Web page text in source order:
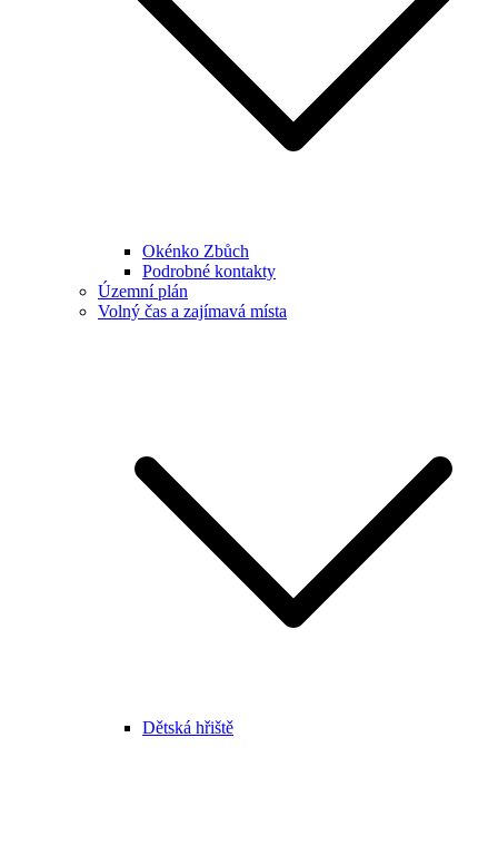
Okénko Zbůch
Podrobné kontakty
Územní plán
Volný čas a zajímavá místa
Dětská hřiště